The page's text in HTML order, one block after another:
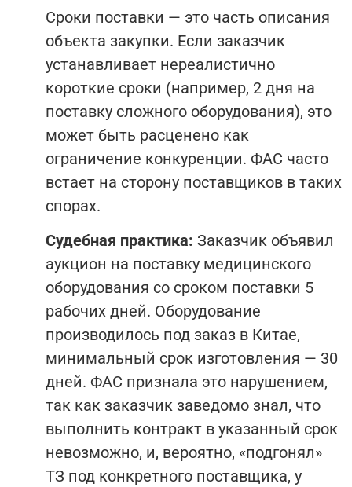
Сроки поставки — это часть описания
объекта закупки. Если заказчик
устанавливает нереалистично
короткие сроки (например, 2 дня на
поставку сложного оборудования), это
может быть расценено как
ограничение конкуренции. ФАС часто
встает на сторону поставщиков в таких
спорах.
Судебная практика: Заказчик объявил
аукцион на поставку медицинского
оборудования со сроком поставки 5
рабочих дней. Оборудование
производилось под заказ в Китае,
минимальный срок изготовления — 30
дней. ФАС признала это нарушением,
так как заказчик заведомо знал, что
выполнить контракт в указанный срок
невозможно, и, вероятно, «подгонял»
ТЗ под конкретного поставщика, у